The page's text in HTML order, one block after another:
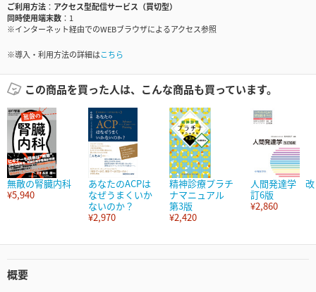
ご利用方法
アクセス型配信サービス（買切型）
同時使用端末数
1
※インターネット経由でのWEBブラウザによるアクセス参照
※導入・利用方法の詳細はこちら
この商品を買った人は、こんな商品も買っています。
無敵の腎臓内科
¥5,940
あなたのACPは
なぜうまくいか
ないのか？
¥2,970
精神診療プラチ
ナマニュアル
第3版
¥2,420
人間発達学 改
訂6版
¥2,860
概要